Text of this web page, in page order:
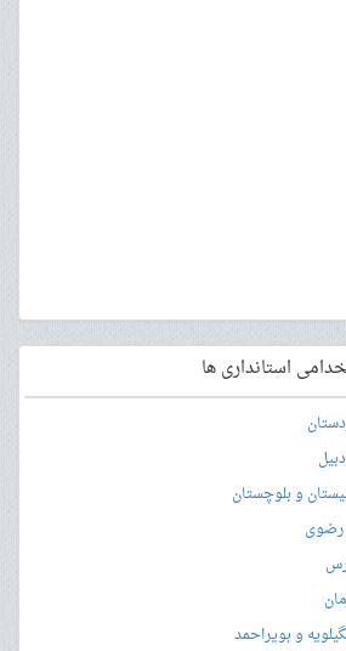
استانداری ها
و بلوچستان
رضوی
و بویراحمد